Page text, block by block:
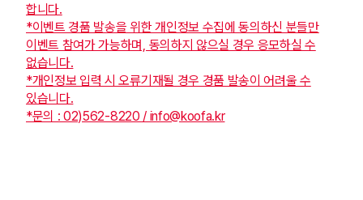
합니다.
*이벤트 경품 발송을 위한 개인정보 수집에 동의하신 분들만
이벤트 참여가 가능하며, 동의하지 않으실 경우 응모하실 수
없습니다.
*개인정보 입력 시 오류기재될 경우 경품 발송이 어려울 수
있습니다.
*문의 : 02)562-8220 / info@koofa.kr